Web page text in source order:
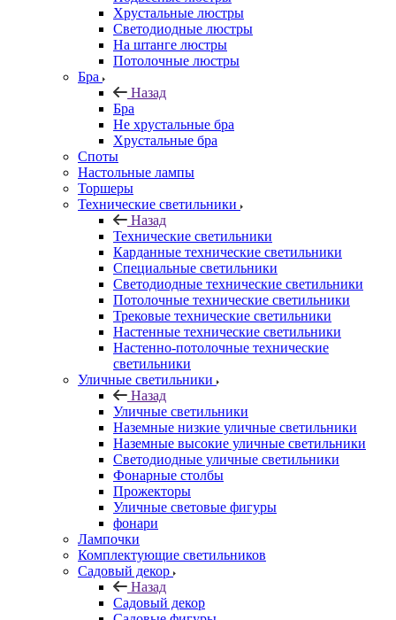
Хрустальные люстры
Светодиодные люстры
На штанге люстры
Потолочные люстры
Бра
Назад
Бра
Не хрустальные бра
Хрустальные бра
Споты
Настольные лампы
Торшеры
Технические светильники
Назад
Технические светильники
Карданные технические светильники
Специальные светильники
Светодиодные технические светильники
Потолочные технические светильники
Трековые технические светильники
Настенные технические светильники
Настенно-потолочные технические
светильники
Уличные светильники
Назад
Уличные светильники
Наземные низкие уличные светильники
Наземные высокие уличные светильники
Светодиодные уличные светильники
Фонарные столбы
Прожекторы
Уличные световые фигуры
фонари
Лампочки
Комплектующие светильников
Садовый декор
Назад
Садовый декор